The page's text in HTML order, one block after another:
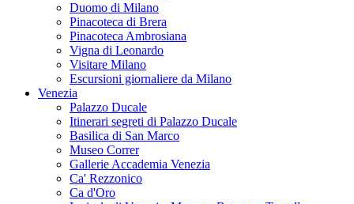
Duomo di Milano
Pinacoteca di Brera
Pinacoteca Ambrosiana
Vigna di Leonardo
Visitare Milano
Escursioni giornaliere da Milano
Venezia
Palazzo Ducale
Itinerari segreti di Palazzo Ducale
Basilica di San Marco
Museo Correr
Gallerie Accademia Venezia
Ca' Rezzonico
Ca d'Oro